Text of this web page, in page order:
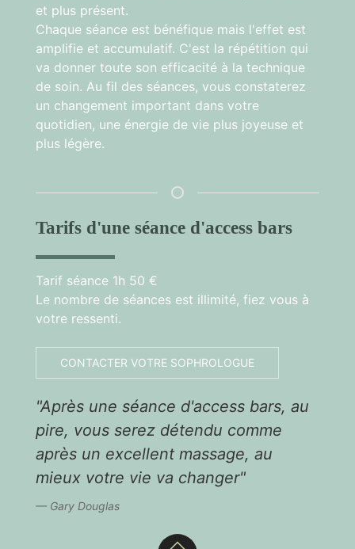
et plus présent.
Chaque séance est bénéfique mais l'effet est
amplifie et accumulatif. C'est la répétition qui
va donner toute son efficacité à la technique
de soin. Au fil des séances, vous constaterez
un changement important dans votre
quotidien, une énergie de vie plus joyeuse et
plus légère.
Tarifs d'une séance d'access bars
Tarif séance 1h 50 €
Le nombre de séances est illimité, fiez vous à
votre ressenti.
CONTACTER VOTRE SOPHROLOGUE
"Après une séance d'access bars, au
pire, vous serez détendu comme
après un excellent massage, au
mieux votre vie va changer"
Gary Douglas